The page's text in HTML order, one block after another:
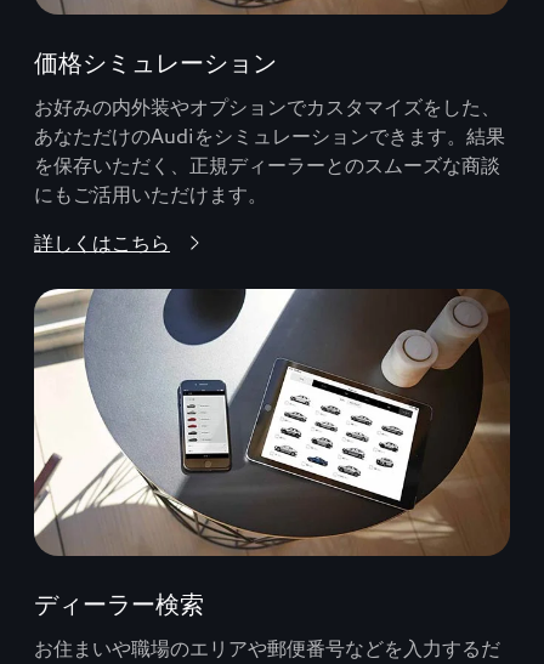
価格シミュレーション
お好みの内外装やオプションでカスタマイズをした、
あなただけのAudiをシミュレーションできます。結果
を保存いただく、正規ディーラーとのスムーズな商談
にもご活用いただけます。
詳しくはこちら
ディーラー検索
お住まいや職場のエリアや郵便番号などを入力するだ